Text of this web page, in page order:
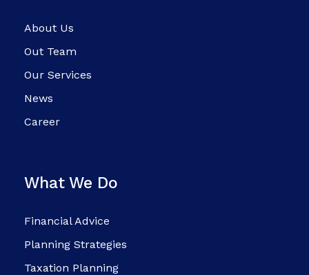
About Us
Out Team
Our Services
News
Career
What We Do
Financial Advice
Planning Strategies
Taxation Planning